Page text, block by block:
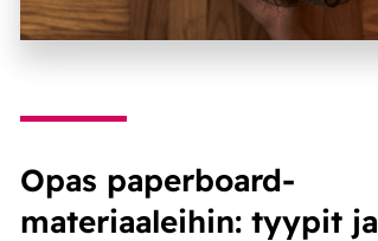
Opas paperboard-
materiaaleihin: tyypit ja